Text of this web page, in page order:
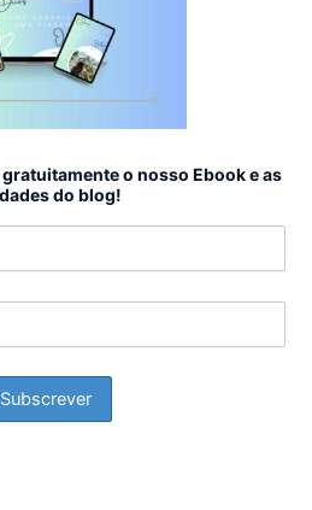
o nosso Ebook e as
do blog!